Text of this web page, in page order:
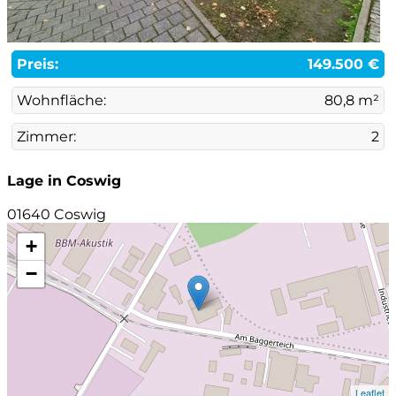
Preis: 149.500 €
Wohnfläche: 80,8 m²
Zimmer: 2
Lage in Coswig
01640 Coswig
+
−
Leaflet